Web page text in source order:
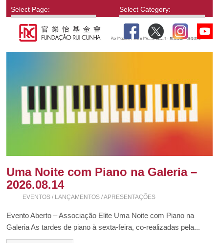
Select Page: Select Category:
Uma Noite com Piano na Galeria –
2026.08.14
EVENTOS / LANÇAMENTOS / APRESENTAÇÕES
Evento Aberto – Associação Elite Uma Noite com Piano na
Galeria As tardes de piano à sexta-feira, co-realizadas pela...